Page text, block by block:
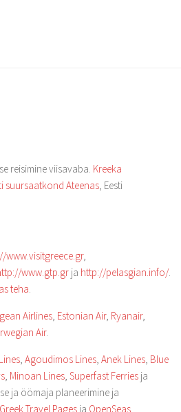
reisimine viisavaba. Kreeka
suursaatkond Ateenas, Eesti
www.visitgreece.gr,
www.gtp.gr ja http://pelasgian.info/.
teha.
Airlines, Estonian Air, Ryanair,
Air.
, Agoudimos Lines, Anek Lines, Blue
, Minoan Lines, Superfast Ferries ja
ja öömaja planeerimine ja
Greek Travel Pages ja OpenSeas